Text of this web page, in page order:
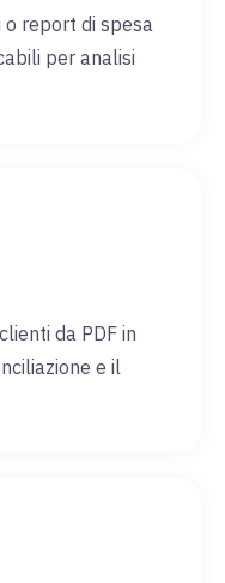
o report di spesa
per analisi
da PDF in
e il